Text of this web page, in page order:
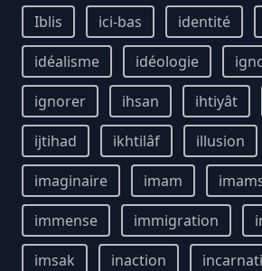
Iblis
ici-bas identité
idéalisme
idéologie
ignorer
ihsan ihtiyât
ijtihad
ikhtilâf illusion
imaginaire
imam
immense
immigration
imsak
inaction